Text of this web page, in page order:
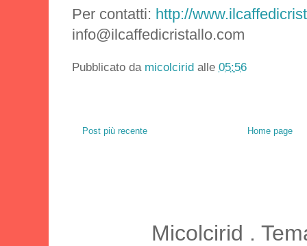
Per contatti: http://
info@ilcaffedicristallo.com
Pubblicato da micolcirid alle 05:56
Post più recente Home page
Micolcirid .